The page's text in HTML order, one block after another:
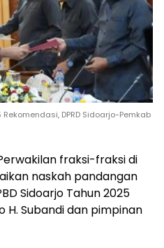
DPRD Sidoarjo-Pemkab
fraksi-fraksi di
naskah pandangan
Sidoarjo Tahun 2025
H. Subandi dan pimpinan